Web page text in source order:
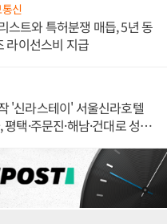
신
스트와 특허분쟁 매듭, 5년 동
라이선스비 지급
'신라스테이' 서울신라호텔
택·주문진·해남·건대로 성